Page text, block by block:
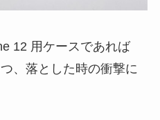
12 用ケースであれば
、落とした時の衝撃に